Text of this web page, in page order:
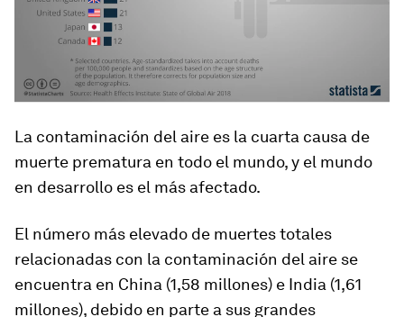
La contaminación del aire es la cuarta causa de
muerte prematura en todo el mundo, y el mundo
en desarrollo es el más afectado.
El número más elevado de muertes totales
relacionadas con la contaminación del aire se
encuentra en China (1,58 millones) e India (1,61
millones), debido en parte a sus grandes